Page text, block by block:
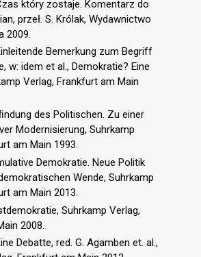
który zostaje. Komentarz do
przeł. S. Królak, Wydawnictwo
2009.
Bemerkung zum Begriff
w: idem et al., Demokratie? Eine
Verlag, Frankfurt am Main
des Politischen. Zu einer
Modernisierung, Suhrkamp
am Main 1993.
Demokratie. Neue Politik
Wende, Suhrkamp
am Main 2013.
Suhrkamp Verlag,
2008.
Debatte, red. G. Agamben et. al.,